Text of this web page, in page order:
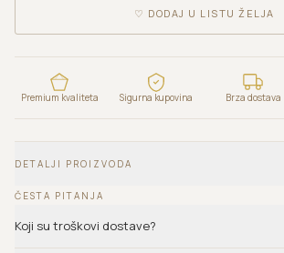
♡ DODAJ U LISTU ŽELJA
Premium kvaliteta Sigurna kupovina Brza dostava
DETALJI PROIZVODA
ČESTA PITANJA
Koji su troškovi dostave?